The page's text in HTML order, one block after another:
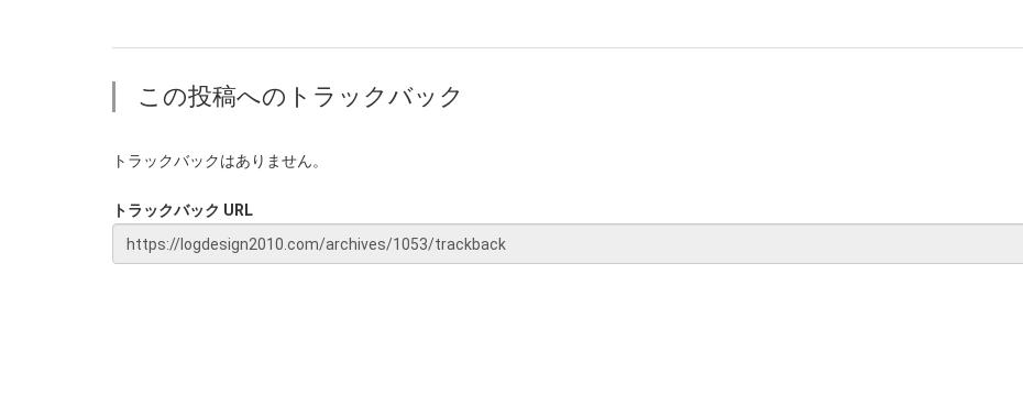
この投稿へのトラックバック
トラックバックはありません。
トラックバック URL